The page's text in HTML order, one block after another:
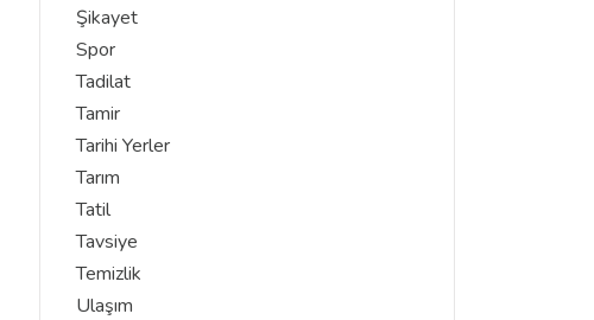
Şikayet
Spor
Tadilat
Tamir
Tarihi Yerler
Tarım
Tatil
Tavsiye
Temizlik
Ulaşım